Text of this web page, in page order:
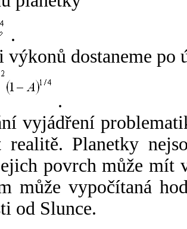
.
výkonů dostaneme po
.
vyjádření
realitě. Planetky
povrch může mít
může vypočítaná
od Slunce.